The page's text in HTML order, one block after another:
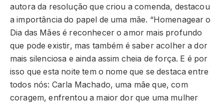
autora da resolução que criou a comenda, destacou
a importância do papel de uma mãe. “Homenagear o
Dia das Mães é reconhecer o amor mais profundo
que pode existir, mas também é saber acolher a dor
mais silenciosa e ainda assim cheia de força. E é por
isso que esta noite tem o nome que se destaca entre
todos nós: Carla Machado, uma mãe que, com
coragem, enfrentou a maior dor que uma mulher